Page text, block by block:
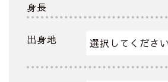
身長
出身地